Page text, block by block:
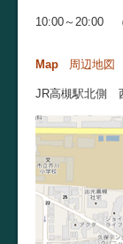
10:00～20:00
Map 周辺地図
JR高槻駅北側